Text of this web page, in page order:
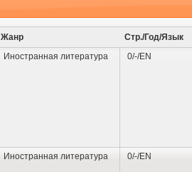
Жанр Стр./Год/Язык
Иностранная литература 0/-/EN
Иностранная литература 0/-/EN